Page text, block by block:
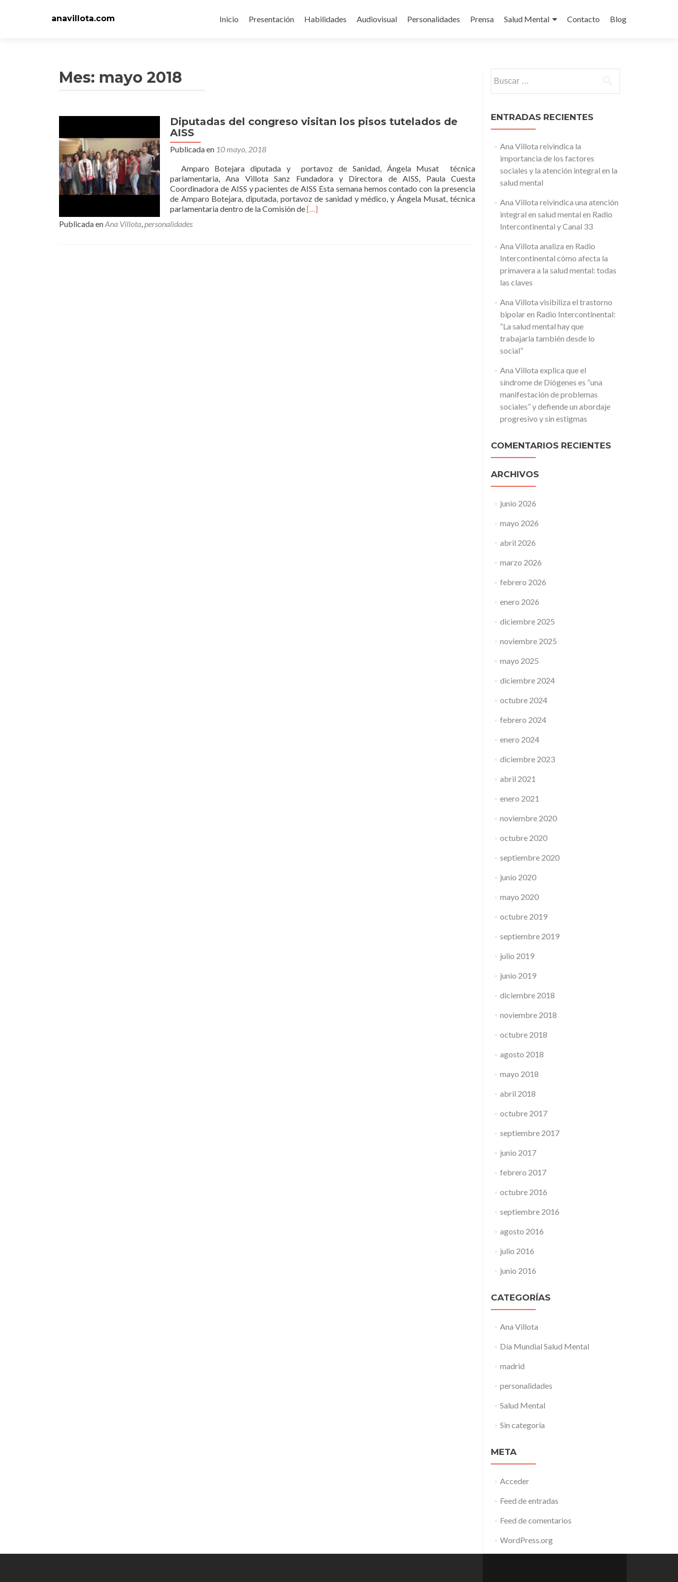
anavillota.com
al
Inicio Presentación Habilidades Audiovisual Personalidades Prensa Salud Mental Contacto Blog
Mes: mayo 2018
Diputadas del congreso visitan los pisos tutelados de
AISS
Publicada en 10 mayo, 2018
Amparo Botejara diputada y portavoz de Sanidad, Ángela Musat técnica
parlamentaria, Ana Villota Sanz Fundadora y Directora de AISS, Paula Cuesta
Coordinadora de AISS y pacientes de AISS Esta semana hemos contado con la presencia
de Amparo Botejara, diputada, portavoz de sanidad y médico, y Ángela Musat, técnica
parlamentaria dentro de la Comisión deLeer
[…]
Publicada enAna Villota,personalidades
ENTRADAS RECIENTES
Ana Villota reivindica la
importancia de los factores
sociales y la atención integral en la
salud mental
Ana Villota reivindica una atención
integral en salud mental en Radio
Intercontinental y Canal 33
Ana Villota analiza en Radio
Intercontinental cómo afecta la
primavera a la salud mental: todas
las claves
Ana Villota visibiliza el trastorno
bipolar en Radio Intercontinental:
“La salud mental hay que
trabajarla también desde lo
social”
Ana Villota explica que el
síndrome de Diógenes es “una
manifestación de problemas
sociales” y defiende un abordaje
progresivo y sin estigmas
COMENTARIOS RECIENTES
ARCHIVOS
junio 2026
mayo 2026
abril 2026
marzo 2026
febrero 2026
enero 2026
diciembre 2025
noviembre 2025
mayo 2025
diciembre 2024
octubre 2024
febrero 2024
enero 2024
diciembre 2023
abril 2021
enero 2021
noviembre 2020
octubre 2020
septiembre 2020
junio 2020
mayo 2020
octubre 2019
septiembre 2019
julio 2019
junio 2019
diciembre 2018
noviembre 2018
octubre 2018
agosto 2018
mayo 2018
abril 2018
octubre 2017
septiembre 2017
junio 2017
febrero 2017
octubre 2016
septiembre 2016
agosto 2016
julio 2016
junio 2016
CATEGORÍAS
Ana Villota
Día Mundial Salud Mental
madrid
personalidades
Salud Mental
Sin categoría
META
Acceder
Feed de entradas
Feed de comentarios
WordPress.org